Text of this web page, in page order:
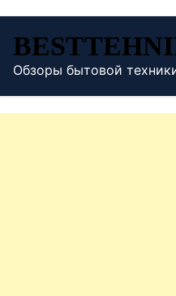
содержимому
Обзоры бытовой